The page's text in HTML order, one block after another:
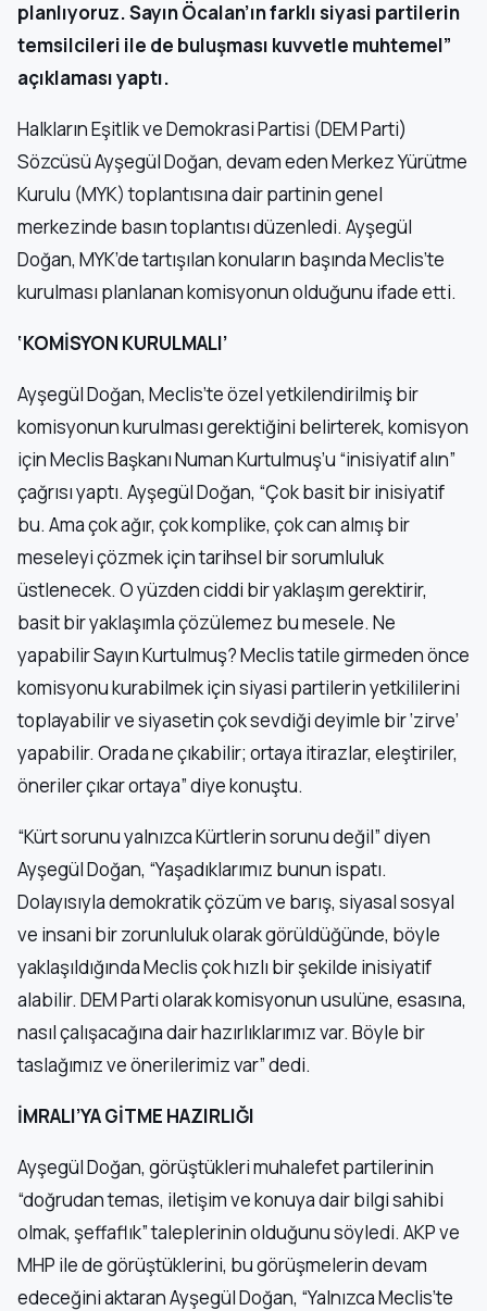
planlıyoruz. Sayın Öcalan’ın farklı siyasi partilerin
temsilcileri ile de buluşması kuvvetle muhtemel”
açıklaması yaptı.
Halkların Eşitlik ve Demokrasi Partisi (DEM Parti)
Sözcüsü Ayşegül Doğan, devam eden Merkez Yürütme
Kurulu (MYK) toplantısına dair partinin genel
merkezinde basın toplantısı düzenledi. Ayşegül
Doğan, MYK’de tartışılan konuların başında Meclis’te
kurulması planlanan komisyonun olduğunu ifade etti.
‘KOMİSYON KURULMALI’
Ayşegül Doğan, Meclis’te özel yetkilendirilmiş bir
komisyonun kurulması gerektiğini belirterek, komisyon
için Meclis Başkanı Numan Kurtulmuş’u “inisiyatif alın”
çağrısı yaptı. Ayşegül Doğan, “Çok basit bir inisiyatif
bu. Ama çok ağır, çok komplike, çok can almış bir
meseleyi çözmek için tarihsel bir sorumluluk
üstlenecek. O yüzden ciddi bir yaklaşım gerektirir,
basit bir yaklaşımla çözülemez bu mesele. Ne
yapabilir Sayın Kurtulmuş? Meclis tatile girmeden önce
komisyonu kurabilmek için siyasi partilerin yetkililerini
toplayabilir ve siyasetin çok sevdiği deyimle bir ‘zirve’
yapabilir. Orada ne çıkabilir; ortaya itirazlar, eleştiriler,
öneriler çıkar ortaya” diye konuştu.
“Kürt sorunu yalnızca Kürtlerin sorunu değil” diyen
Ayşegül Doğan, “Yaşadıklarımız bunun ispatı.
Dolayısıyla demokratik çözüm ve barış, siyasal sosyal
ve insani bir zorunluluk olarak görüldüğünde, böyle
yaklaşıldığında Meclis çok hızlı bir şekilde inisiyatif
alabilir. DEM Parti olarak komisyonun usulüne, esasına,
nasıl çalışacağına dair hazırlıklarımız var. Böyle bir
taslağımız ve önerilerimiz var” dedi.
İMRALI’YA GİTME HAZIRLIĞI
Ayşegül Doğan, görüştükleri muhalefet partilerinin
“doğrudan temas, iletişim ve konuya dair bilgi sahibi
olmak, şeffaflık” taleplerinin olduğunu söyledi. AKP ve
MHP ile de görüştüklerini, bu görüşmelerin devam
edeceğini aktaran Ayşegül Doğan, “Yalnızca Meclis’te